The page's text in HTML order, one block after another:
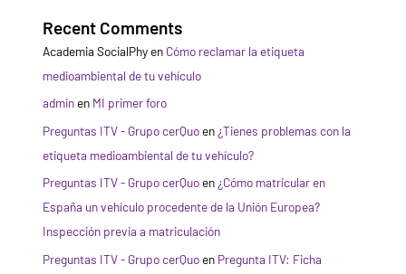
Recent Comments
Academia SocialPhyen Cómo reclamar la etiqueta
medioambiental de tu vehículo
adminen MI primer foro
Preguntas ITV - Grupo cerQuoen ¿Tienes problemas con la
etiqueta medioambiental de tu vehículo?
Preguntas ITV - Grupo cerQuoen ¿Cómo matricular en
España un vehículo procedente de la Unión Europea?
Inspección previa a matriculación
Preguntas ITV - Grupo cerQuoen Pregunta ITV: Ficha